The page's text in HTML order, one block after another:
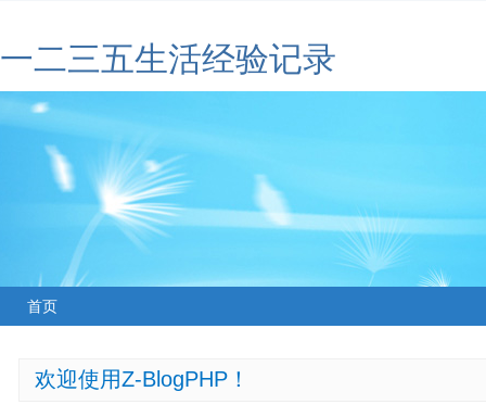
一二三五生活经验记录
首页
欢迎使用Z-BlogPHP！